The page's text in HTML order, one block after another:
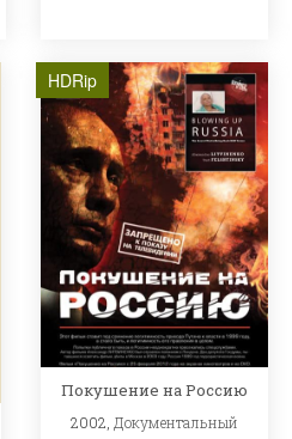
HDRip
Покушение на Россию
2002,Документальный